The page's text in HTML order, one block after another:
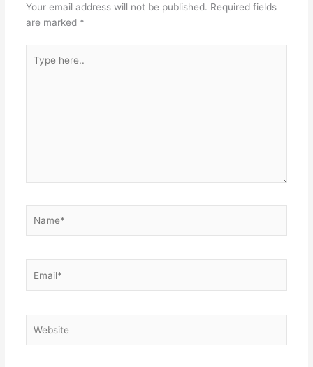
Your email address will not be published. Required fields
are marked *
here..